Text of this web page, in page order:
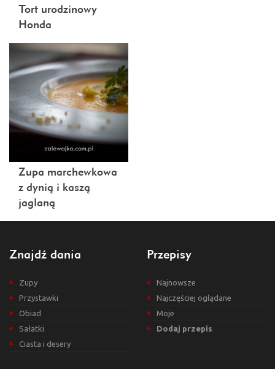
Tort urodzinowy
Honda
Zupa marchewkowa
z dynią i kaszą
jaglaną
Znajdź dania
Zupy
Przystawki
Obiad
Sałatki
Ciasta i desery
Przepisy
Najnowsze
Najczęściej oglądane
Moje
Dodaj przepis